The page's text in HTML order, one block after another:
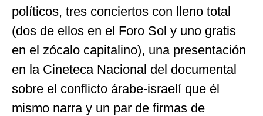
políticos, tres conciertos con lleno total
(dos de ellos en el Foro Sol y uno gratis
en el zócalo capitalino), una presentación
en la Cineteca Nacional del documental
sobre el conflicto árabe-israelí que él
mismo narra y un par de firmas de